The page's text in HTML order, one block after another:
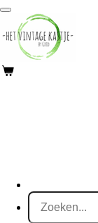
Ga
direct
naar
de
hoofdinhoud